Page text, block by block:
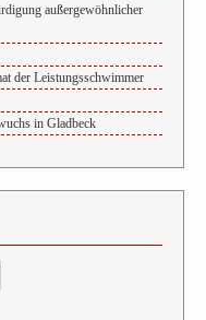
außergewöhnlicher
der Leistungsschwimmer
in Gladbeck